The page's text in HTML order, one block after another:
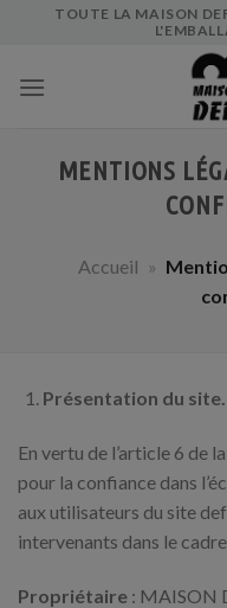
TOUTE LA MAISON
MENTIONS
Accueil »
Présentation du site.
En vertu de l’article 6 de
pour la confiance dans
aux utilisateurs du site
intervenants dans le
Propriétaire : MAISON